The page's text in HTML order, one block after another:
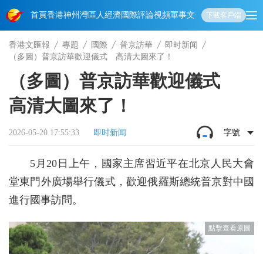
首頁香港神州 灣區人經濟國際評論視頻軍事文化 娛樂生活教育體
下載客戶端
香港文匯報 專題 國際 普京訪華
即时新闻
（多圖）普京訪華歡迎儀式 高清大圖來了！
（多圖）普京訪華歡迎儀式
高清大圖來了！
2026-05-20 17:55:33 即时新闻 字號
5月20日上午，國家主席習近平在北京人民大會
堂東門外廣場舉行儀式，歡迎俄羅斯總統普京對中國
進行國事訪問。